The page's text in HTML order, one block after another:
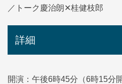
／トーク慶治朗✕桂健枝郎
詳細
開演：午後6時45分（6時15分